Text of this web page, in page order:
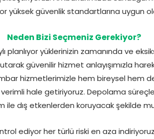
yüksek güvenlik standartlarına uygun
Neden Bizi Seçmeniz Gerekiyor?
yüklerinizin zamanında ve
güvenilir hizmet anlayışımızla
hizmetlerimizle hem bireysel hem
verimli hale getiriyoruz. Depolama
ile dış etkenlerden koruyacak şekilde
ediyor her türlü riski en aza